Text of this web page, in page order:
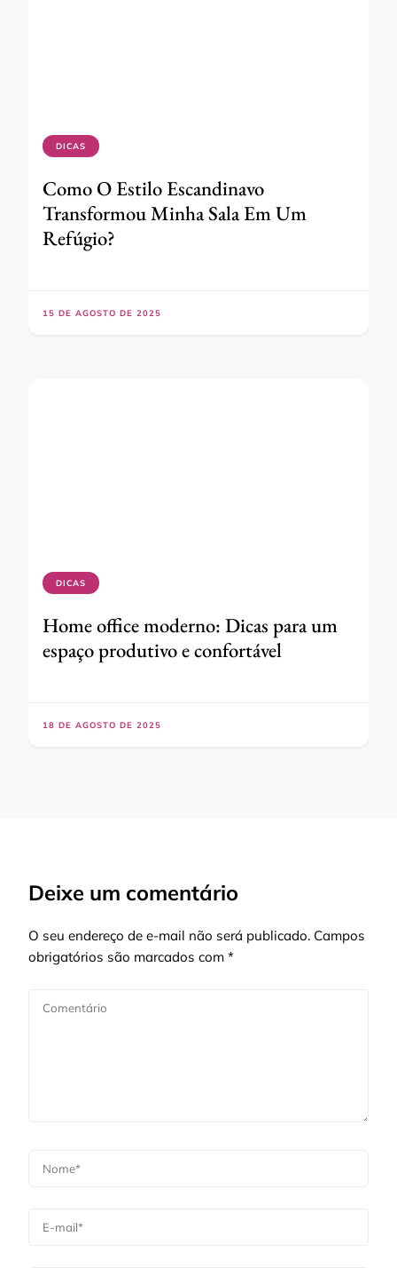
DICAS
Como O Estilo Escandinavo
Transformou Minha Sala Em Um
Refúgio?
15 DE AGOSTO DE 2025
DICAS
Home office moderno: Dicas para um
espaço produtivo e confortável
18 DE AGOSTO DE 2025
Deixe um comentário
O seu endereço de e-mail não será publicado. Campos
obrigatórios são marcados com *